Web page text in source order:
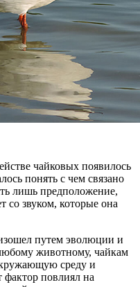
чайковых появилось
понять с чем связано
лишь предположение,
со звуком, которые она
путем эволюции и
животному, чайкам
среду и
повлиял на